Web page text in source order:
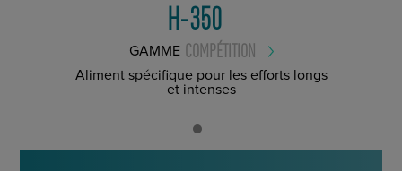
H-350
GAMME COMPÉTITION
Aliment spécifique pour les efforts longs
et intenses